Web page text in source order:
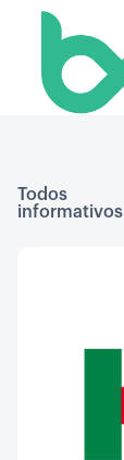
Todos
informativos